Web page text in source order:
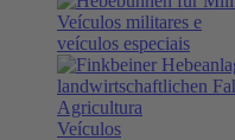
Veículos militares e
veículos especiais
Agricultura
Veículos